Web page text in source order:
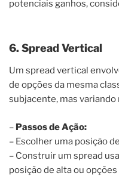
potenciais ganhos,
6. Spread Vertical
Um spread vertical
de opções da mesma
subjacente, mas
– Passos de Ação:
– Escolher uma posição
– Construir um spread
posição de alta ou